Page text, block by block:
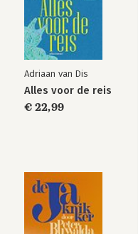
Adriaan van Dis
Alles voor de reis
€ 22,99